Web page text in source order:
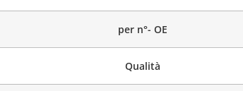
per n°- OE
Qualità